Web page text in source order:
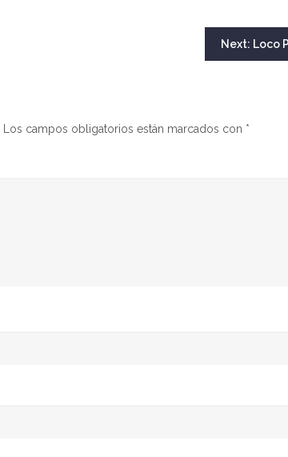
Next: Loco
Los campos obligatorios están marcados con *